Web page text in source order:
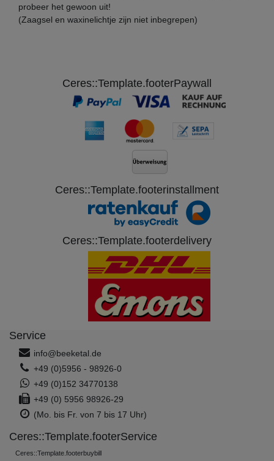
probeer het gewoon uit!
(Zaagsel en waxinelichtje zijn niet inbegrepen)
Ceres::Template.footerPaywall
Ceres::Template.footerinstallment
Ceres::Template.footerdelivery
Service
info@beeketal.de
+49 (0)5956 - 98926-0
+49 (0)152 34770138
+49 (0) 5956 98926-29
(Mo. bis Fr. von 7 bis 17 Uhr)
Ceres::Template.footerService
Ceres::Template.footerbuybill